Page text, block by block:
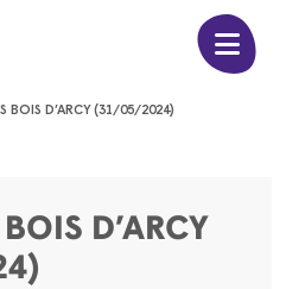
BOIS D’ARCY (31/05/2024)
D’ARCY